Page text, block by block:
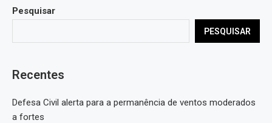
Pesquisar
PESQUISAR
Recentes
Defesa Civil alerta para a permanência de ventos moderados
a fortes